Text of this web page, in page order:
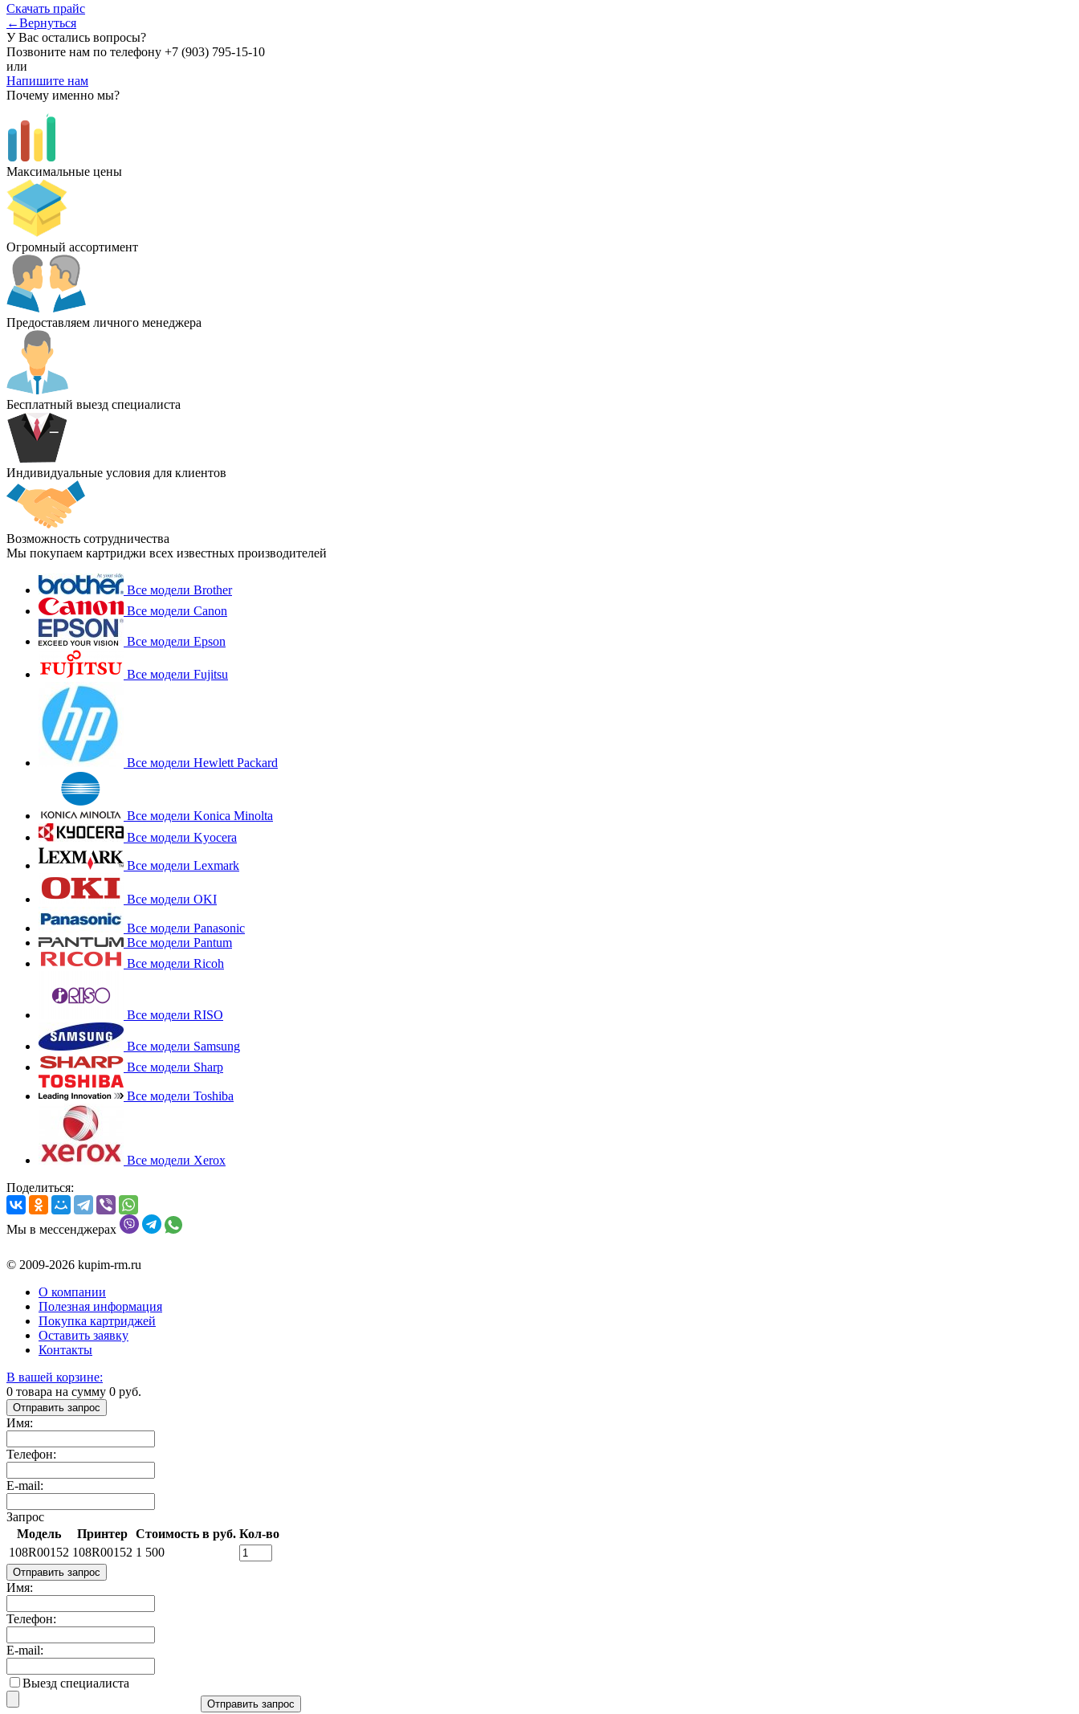
Скачать прайс
←Вернуться
У Вас остались вопросы?
Позвоните нам по телефону +7 (903) 795-15-10
или
Напишите нам
Почему именно мы?
Максимальные цены
Огромный ассортимент
Предоставляем личного менеджера
Бесплатный выезд специалиста
Индивидуальные условия для клиентов
Возможность сотрудничества
Мы покупаем картриджи всех известных производителей
Все модели Brother
Все модели Canon
Все модели Epson
Все модели Fujitsu
Все модели Hewlett Packard
Все модели Konica Minolta
Все модели Kyocera
Все модели Lexmark
Все модели OKI
Все модели Panasonic
Все модели Pantum
Все модели Ricoh
Все модели RISO
Все модели Samsung
Все модели Sharp
Все модели Toshiba
Все модели Xerox
Поделиться:
Мы в мессенджерах
© 2009-2026 kupim-rm.ru
О компании
Полезная информация
Покупка картриджей
Оставить заявку
Контакты
В вашей корзине:
0 товара на сумму 0 руб.
Отправить запрос
Имя:
Телефон:
E-mail:
Запрос
Модель
Принтер Стоимость в руб. Кол-во
108R00152 108R00152 1 500
Отправить запрос
Имя:
Телефон:
E-mail:
Выезд специалиста
Отправить запрос